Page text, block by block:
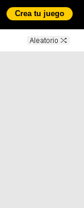
Crea tu juego